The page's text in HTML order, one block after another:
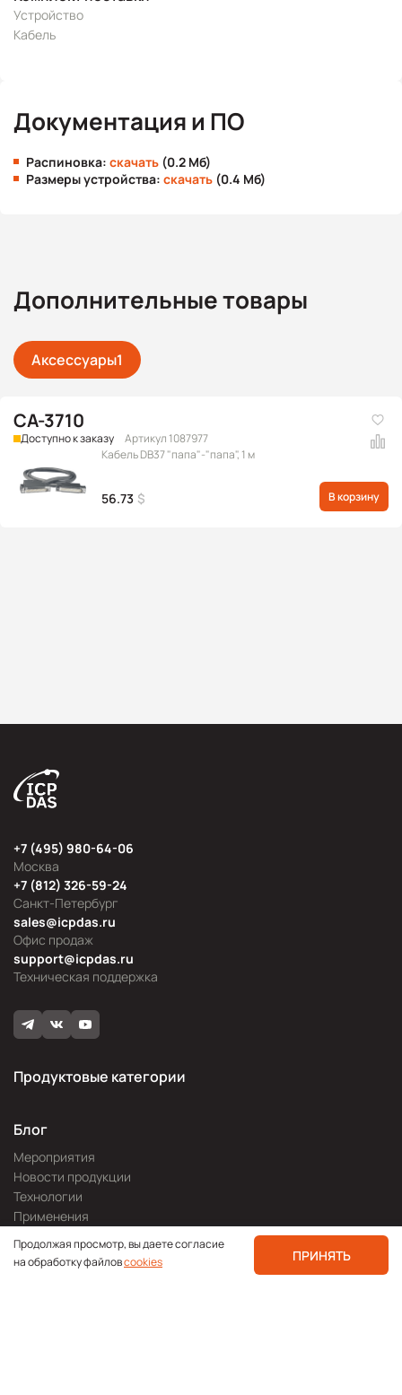
Устройство
Кабель
Документация и ПО
Распиновка: скачать (0.2 Мб)
Размеры устройства: скачать (0.4 Мб)
Дополнительные товары
Аксессуары1
CA-3710
Доступно к заказу
Артикул 1087977
Кабель DB37 "папа"-"папа", 1 м
56.73 $ В корзину
Москва
+7 (495) 980-64-06
Офис продаж
sales@icpdas.ru
Санкт-Петербург
+7 (812) 326-59-24
Техническая поддержка
support@icpdas.ru
Продуктовые категории
Блог
Мероприятия
Новости продукции
Технологии
Применения
Видео
Для покупателей
Продолжая просмотр, вы даете согласие
на обработку файловcookies ПРИНЯТЬ